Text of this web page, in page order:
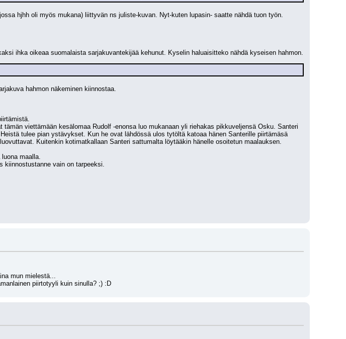
hjhh oli myös mukana) liittyvän ns juliste-kuvan. Nyt-kuten lupasin- saatte nähdä tuon työn.
ihka oikeaa suomalaista sarjakuvantekijää kehunut. Kyselin haluaisitteko nähdä kyseisen hahmon.
hahmon näkeminen kiinnostaa.
viettämään kesälomaa Rudolf -enonsa luo mukanaan yli riehakas pikkuveljensä Osku. Santeri
tulee pian ystävykset. Kun he ovat lähdössä ulos tytöltä katoaa hänen Santerille piirtämäsä
Kuitenkin kotimatkallaan Santeri sattumalta löytääkin hänelle osoitetun maalauksen.
maalla.
kiinnostustanne vain on tarpeeksi.
mun mielestä...
piirtotyyli kuin sinulla? ;) :D